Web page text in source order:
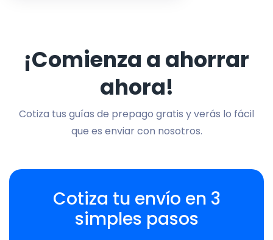
¡Comienza a ahorrar
ahora!
Cotiza tus guías de prepago gratis y verás lo fácil
que es enviar con nosotros.
Cotiza tu envío en 3
simples pasos